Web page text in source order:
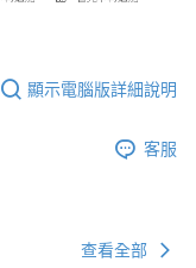
顯示電腦版詳細說明
客服
查看全部